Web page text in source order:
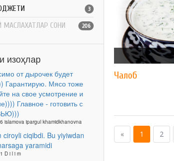
3
СОНИ 206
изоҳлар
от дырочек будет
Гарантирую. Мясо тоже
на свое усмотрение и
Главное - готовить с
islamova ipargul khamidkhanovna
ciroyli ciqibdi. Bu yiyiwdan
yaramidi
D i l i m
Чалоб
« 1 2